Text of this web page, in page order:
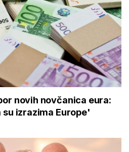
novih novčanica eura:
izrazima Europe'